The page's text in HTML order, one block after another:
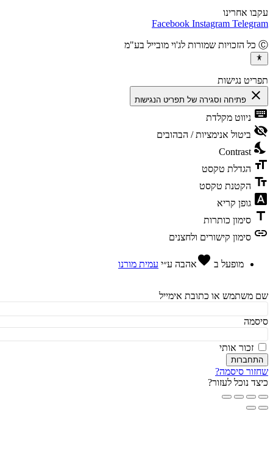
אחרינו
Facebook Instagram
נגישות
פתיחה וסגירה של תפריט הנגישות
ניווט מקלדת
ביטול אנימציות / הבהובים
Contrast
הגדלת טקסט
הקטנת טקסט
גופן קריא
סימון כותרות
סימון קישורים ולחצנים
מופעל בfavorite אהבהע״י עמית מורנו
או כתובת אימייל
זכור אותי
סיסמה?
נוכל לעזור?